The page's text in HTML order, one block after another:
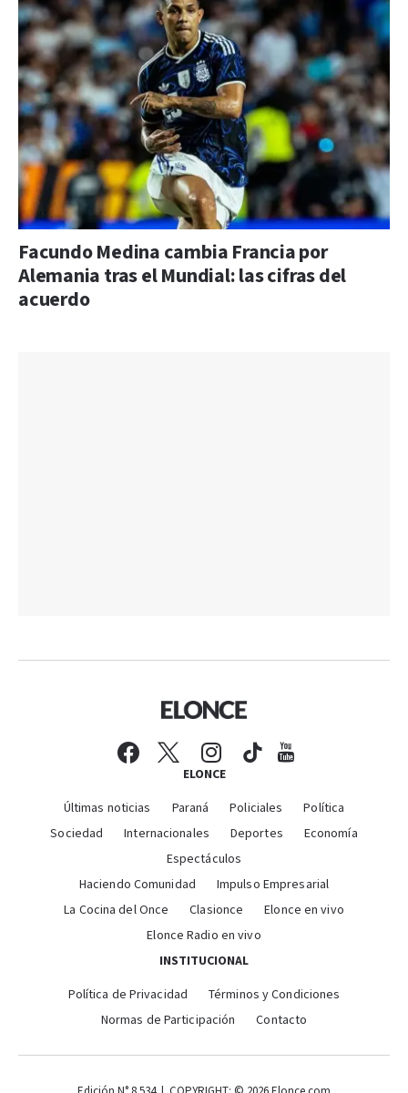
Facundo Medina cambia Francia por
Alemania tras el Mundial: las cifras del
acuerdo
ELONCE
Últimas noticias Paraná Policiales
Política
Sociedad
Internacionales Deportes
Economía
Espectáculos
Haciendo Comunidad
Impulso Empresarial
La Cocina del Once
Clasionce
Elonce en vivo
Elonce Radio en vivo
INSTITUCIONAL
Política de Privacidad
Términos y Condiciones
Normas de Participación
Contacto